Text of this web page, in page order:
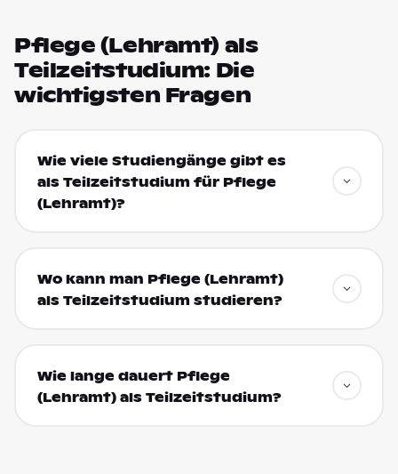
Pflege (Lehramt) als
Teilzeitstudium: Die
wichtigsten Fragen
Wie viele Studiengänge gibt es
als Teilzeitstudium für Pflege
(Lehramt)?
Wo kann man Pflege (Lehramt)
als Teilzeitstudium studieren?
Wie lange dauert Pflege
(Lehramt) als Teilzeitstudium?